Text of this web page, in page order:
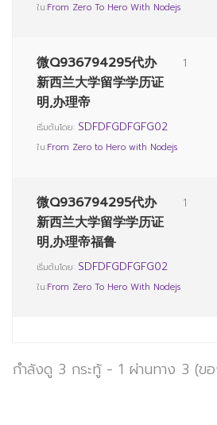
ใน:From Zero To Hero With Nodejs
微Q936794295代办
新西兰大学留学学历证
明,办理帝
เริ่มต้นโดย: SDFDFGDFGFG02
ใน:From Zero to Hero with Nodejs
1
微Q936794295代办
新西兰大学留学学历证
明,办理帝福鲁
เริ่มต้นโดย: SDFDFGDFGFG02
ใน:From Zero To Hero With Nodejs
1
กำลังดู 3 กระทู้ - 1 ผ่านทาง 3 (ข